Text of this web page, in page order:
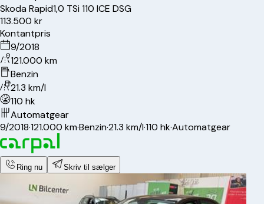
SkodaRapid1,0 TSi 110 ICE DSG
113.500 kr
Kontantpris
9/2018
121.000 km
Benzin
21.3 km/l
110 hk
Automatgear
9/2018·121.000 km·Benzin·21.3 km/l·110 hk·Automatgear
Ring nu Skriv til sælger